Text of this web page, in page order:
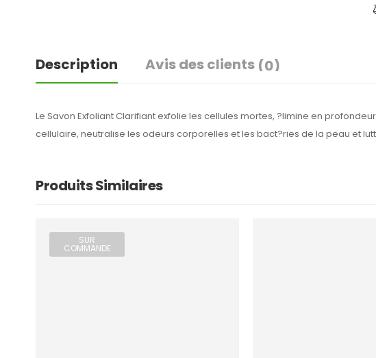
Description Avis des clients (0)
Le Savon Exfoliant Clarifiant exfolie les cellules mortes, ?limine en
cellulaire, neutralise les odeurs corporelles et les bact?ries de la peau et
Produits Similaires
SUR
COMMANDE